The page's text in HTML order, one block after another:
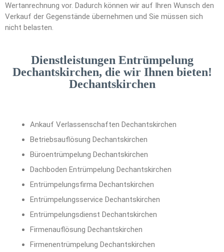
Wertanrechnung vor. Dadurch können wir auf Ihren Wunsch den
Verkauf der Gegenstände übernehmen und Sie müssen sich
nicht belasten.
Dienstleistungen Entrümpelung
Dechantskirchen, die wir Ihnen bieten!
Dechantskirchen
Ankauf Verlassenschaften Dechantskirchen
Betriebsauflösung Dechantskirchen
Büroentrümpelung Dechantskirchen
Dachboden Entrümpelung Dechantskirchen
Entrümpelungsfirma Dechantskirchen
Entrümpelungsservice Dechantskirchen
Entrümpelungsdienst Dechantskirchen
Firmenauflösung Dechantskirchen
Firmenentrümpelung Dechantskirchen